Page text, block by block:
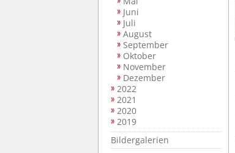
Juni
Juli
August
September
Oktober
November
Dezember
2022
2021
2020
2019
Bildergalerien